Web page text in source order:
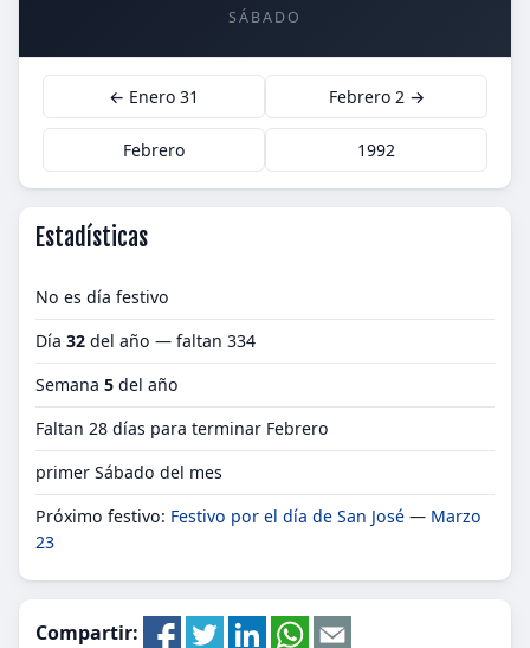
SÁBADO
← Enero 31 Febrero 2 →
Febrero 1992
Estadísticas
No es día festivo
Día 32 del año — faltan 334
Semana 5 del año
Faltan 28 días para terminar Febrero
primer Sábado del mes
Próximo festivo: Festivo por el día de San José — Marzo
23
Compartir: